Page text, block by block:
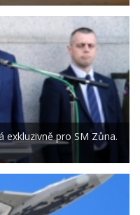
exkluzivně pro SM Zůna.